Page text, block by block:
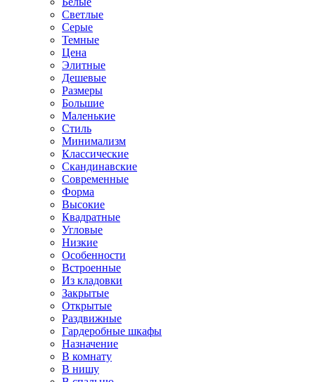
Светлые
Серые
Темные
Цена
Элитные
Дешевые
Размеры
Большие
Маленькие
Стиль
Минимализм
Классические
Скандинавские
Современные
Форма
Высокие
Квадратные
Угловые
Низкие
Особенности
Встроенные
Из кладовки
Закрытые
Открытые
Раздвижные
Гардеробные шкафы
Назначение
В комнату
В нишу